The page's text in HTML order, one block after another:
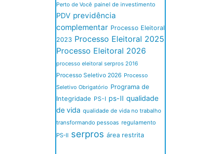
Perto de Você painel de investimento
PDV previdência
complementar Processo Eleitoral
2023 Processo Eleitoral 2025
Processo Eleitoral 2026
processo eleitoral serpros 2016
Processo Seletivo 2026 Processo
Seletivo Obrigatório Programa de
Integridade PS-I ps-II qualidade
de vida qualidade de vida no trabalho
transformando pessoas regulamento
PS-II serpros área restrita